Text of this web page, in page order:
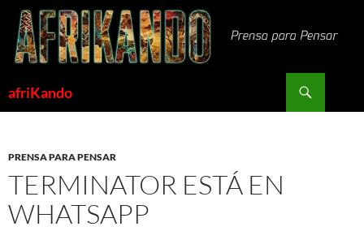
Saltar
contenido
afriKando
PRENSA PARA PENSAR
TERMINATOR ESTÁ EN
WHATSAPP